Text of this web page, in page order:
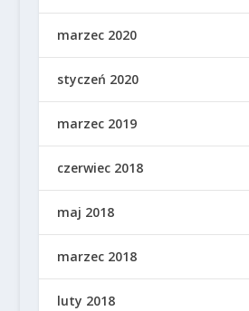
marzec 2020
styczeń 2020
marzec 2019
czerwiec 2018
maj 2018
marzec 2018
luty 2018